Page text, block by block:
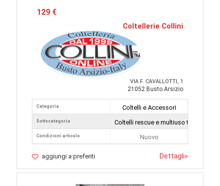
129 €
Coltellerie Collini
VIA F. CAVALLOTTI, 1
21052 Busto Arsizio
Categoria
Sottocategoria
Condizioni articolo
Coltelli e Accessori
Coltelli rescue e multiuso tattici
Nuovo
aggiungi a preferiti Dettagli»